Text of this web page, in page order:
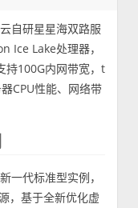
自研星星海双路服
Ice Lake处理器，
持100G内网带宽，t
CPU性能、网络带
一代标准型实例，
，基于全新优化虚